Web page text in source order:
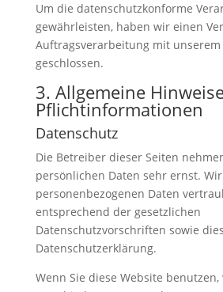
Um die datenschutzkonforme
gewährleisten, haben wir einen
Auftragsverarbeitung mit unserem
geschlossen.
3. Allgemeine
Pflichtinformationen
Datenschutz
Die Betreiber dieser Seiten
persönlichen Daten sehr ernst.
personenbezogenen Daten
entsprechend der gesetzlichen
Datenschutzvorschriften sowie
Datenschutzerklärung.
Wenn Sie diese Website benutzen,